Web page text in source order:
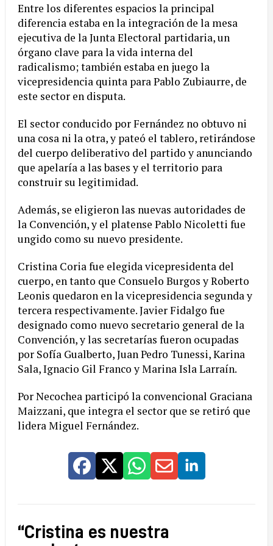
Entre los diferentes espacios la principal
diferencia estaba en la integración de la mesa
ejecutiva de la Junta Electoral partidaria, un
órgano clave para la vida interna del
radicalismo; también estaba en juego la
vicepresidencia quinta para Pablo Zubiaurre, de
este sector en disputa.
El sector conducido por Fernández no obtuvo ni
una cosa ni la otra, y pateó el tablero, retirándose
del cuerpo deliberativo del partido y anunciando
que apelaría a las bases y el territorio para
construir su legitimidad.
Además, se eligieron las nuevas autoridades de
la Convención, y el platense Pablo Nicoletti fue
ungido como su nuevo presidente.
Cristina Coria fue elegida vicepresidenta del
cuerpo, en tanto que Consuelo Burgos y Roberto
Leonis quedaron en la vicepresidencia segunda y
tercera respectivamente. Javier Fidalgo fue
designado como nuevo secretario general de la
Convención, y las secretarías fueron ocupadas
por Sofía Gualberto, Juan Pedro Tunessi, Karina
Sala, Ignacio Gil Franco y Marina Isla Larraín.
Por Necochea participó la convencional Graciana
Maizzani, que integra el sector que se retiró que
lidera Miguel Fernández.
“Cristina es nuestra